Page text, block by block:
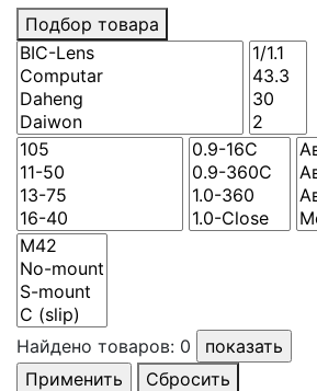
Подбор товара
Найдено товаров: 0
Сбросить